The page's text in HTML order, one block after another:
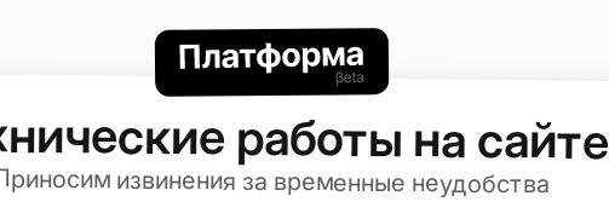
работы на сайте
извинения за временные неудобства